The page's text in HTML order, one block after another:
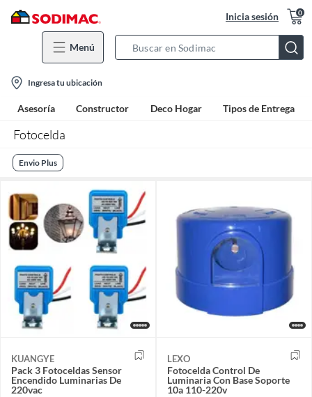
Inicia sesión 0
Menú
Bar
location-
icon
Ingresa tu ubicación
Asesoría Constructor Deco Hogar Tipos de Entrega
Fotocelda
Envio Plus
KUANGYE
Pack 3 Fotoceldas Sensor
Encendido Luminarias De
220vac
LEXO
Fotocelda Control De
Luminaria Con Base Soporte
10a 110-220v